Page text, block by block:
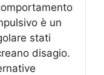
è un
stati
disagio.